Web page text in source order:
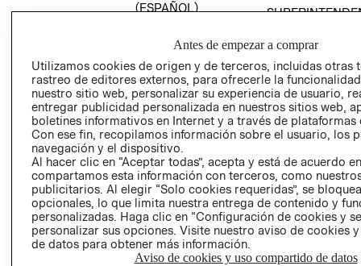
(ESPAÑOL)
TRANSPARENCIA
Y ÉTICA (INGLÉS)
COMERCIO - SIC
PETICIONES
QUEJAS Y
RECLAMOS
Colombia ($)
CAMBIAR REGIÓN
Antes de empezar a comprar
Utilizamos cookies de origen y de terceros, incluidas otras
rastreo de editores externos, para ofrecerle la
nuestro sitio web, personalizar su experiencia de usuario,
entregar publicidad personalizada en nuestros sitios web,
boletines informativos en Internet y a través de plataformas
Con ese fin, recopilamos información sobre el usuario, los
navegación y el dispositivo.
Al hacer clic en “Aceptar todas”, acepta y está de acuerdo
compartamos esta información con terceros, como
publicitarios. Al elegir “Solo cookies requeridas”, se
opcionales, lo que limita nuestra entrega de contenido y
personalizadas. Haga clic en “Configuración de cookies y
personalizar sus opciones. Visite nuestro aviso de cookies
de datos para obtener más información.
Aviso de cookies y uso compartido de datos